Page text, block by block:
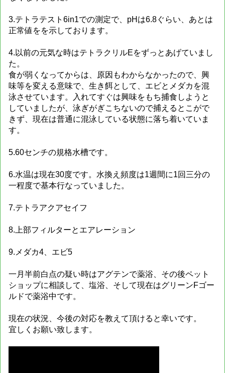
3.テトラテスト6in1での測定で、pHは6.8ぐらい、あとは
正常値をを示しております。
4.以前の元気な時はテトラクリルEをずっとあげていまし
た。
食が弱くなってからは、原因もわからなかったので、興
味等を変える意味で、生き餌として、エビとメダカを混
泳させています。入れてすぐは興味をもち捕食しようと
していましたが、泳ぎがぎこちないので捕えるとこがで
きず、現在は普通に混泳している状態に落ち着いていま
す。
5.60センチの規格水槽です。
6.水温は現在30度です。水換え頻度は1週間に1回三分の
一程度で基本行なっていました。
7.テトラアクアセイフ
8.上部フィルターとエアレーション
9.メダカ4、エビ5
一月半前白点の疑い時はアグテンで薬浴、その後ペット
ショップに相談して、塩浴、そして現在はグリーンFゴー
ルドで薬浴中です。
現在の状況、今後の対応を教えて頂けると幸いです。
宜しくお願い致します。